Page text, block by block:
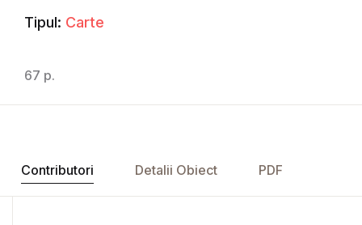
Tipul: Carte
67 p.
Contributori Detalii Obiect PDF